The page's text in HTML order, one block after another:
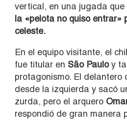
vertical, en una jugada que
la «pelota no quiso entrar»
celeste.
En el equipo visitante, el
fue titular en São Pauloy
protagonismo. El delantero
desde la izquierda y sacó
zurda, pero el arquero
respondió de gran manera